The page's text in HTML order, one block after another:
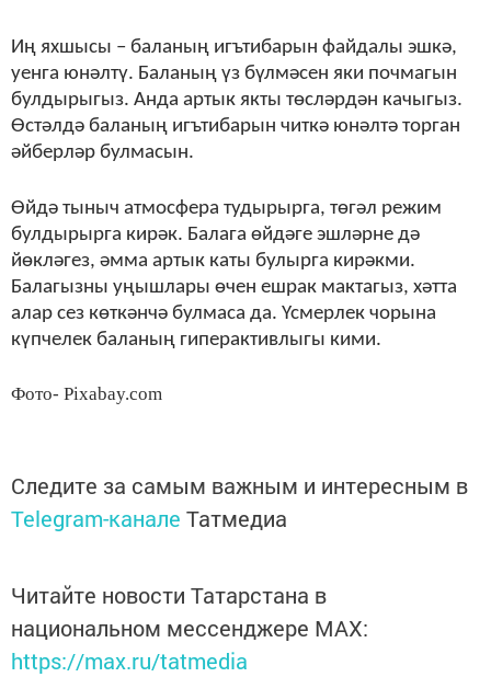
Иң яхшысы – баланың игътибарын файдалы эшкә,
уенга юнәлтү. Баланың үз бүлмәсен яки почмагын
булдырыгыз. Анда артык якты төсләрдән качыгыз.
Өстәлдә баланың игътибарын читкә юнәлтә торган
әйберләр булмасын.
Өйдә тыныч атмосфера тудырырга, төгәл режим
булдырырга кирәк. Балага өйдәге эшләрне дә
йөкләгез, әмма артык каты булырга кирәкми.
Балагызны уңышлары өчен ешрак мактагыз, хәтта
алар сез көткәнчә булмаса да. Үсмерлек чорына
күпчелек баланың гиперактивлыгы кими.
Фото- Pixabay.com
Следите за самым важным и интересным в
Telegram-канале Татмедиа
Читайте новости Татарстана в
национальном мессенджере MАХ:
https://max.ru/tatmedia